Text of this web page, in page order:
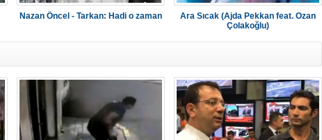
Nazan Öncel - Tarkan: Hadi o zaman
Ara Sıcak (Ajda Pekkan feat. Ozan
Çolakoğlu)